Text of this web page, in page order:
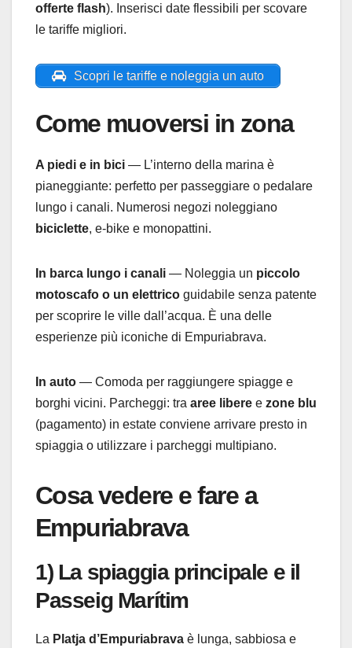
offerte flash). Inserisci date flessibili per scovare
le tariffe migliori.
Scopri le tariffe e noleggia un auto
Come muoversi in zona
A piedi e in bici — L’interno della marina è
pianeggiante: perfetto per passeggiare o pedalare
lungo i canali. Numerosi negozi noleggiano
biciclette, e-bike e monopattini.
In barca lungo i canali — Noleggia un piccolo
motoscafo o un elettrico guidabile senza patente
per scoprire le ville dall’acqua. È una delle
esperienze più iconiche di Empuriabrava.
In auto — Comoda per raggiungere spiagge e
borghi vicini. Parcheggi: tra aree libere e zone blu
(pagamento) in estate conviene arrivare presto in
spiaggia o utilizzare i parcheggi multipiano.
Cosa vedere e fare a
Empuriabrava
1) La spiaggia principale e il
Passeig Marítim
La Platja d’Empuriabrava è lunga, sabbiosa e